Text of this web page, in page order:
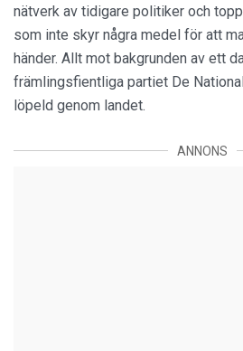
nätverk av tidigare politiker och
som inte skyr några medel för att
händer. Allt mot bakgrunden av ett
främlingsfientliga partiet De
löpeld genom landet.
ANNONS